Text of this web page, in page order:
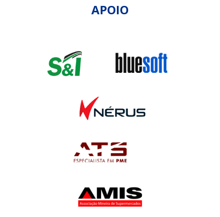
APOIO